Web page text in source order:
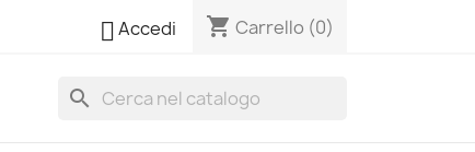
Accedi shopping_cart Carrello (0)
search